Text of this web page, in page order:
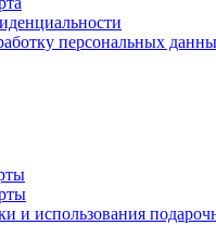
персональных
и использования